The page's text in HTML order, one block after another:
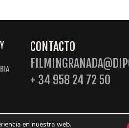
CONTACTO
+ 34 958 24 72 50
en nuestra web.